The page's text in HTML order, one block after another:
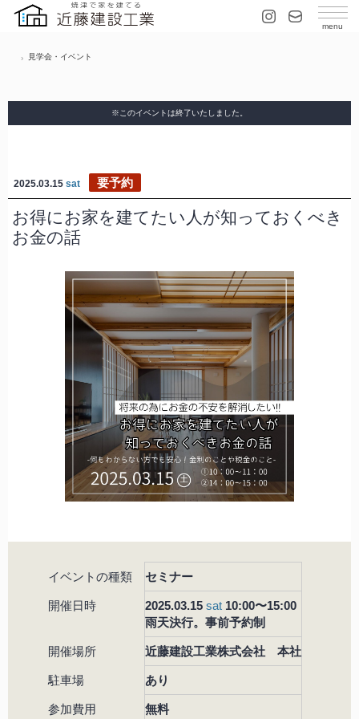
見学会・イベント
※このイベントは終了いたしました。
2025.03.15 sat 要予約
お得にお家を建てたい人が知っておくべき
お金の話
イベントの種類 セミナー
開催日時 2025.03.15 sat 10:00〜15:00
雨天決行。事前予約制
開催場所 近藤建設工業株式会社 本社
駐車場 あり
参加費用 無料